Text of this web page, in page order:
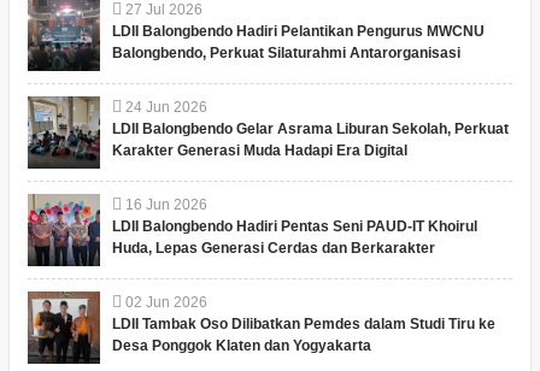
27 Jul 2026
LDII Balongbendo Hadiri Pelantikan Pengurus MWCNU
Balongbendo, Perkuat Silaturahmi Antarorganisasi
24 Jun 2026
LDII Balongbendo Gelar Asrama Liburan Sekolah, Perkuat
Karakter Generasi Muda Hadapi Era Digital
16 Jun 2026
LDII Balongbendo Hadiri Pentas Seni PAUD-IT Khoirul
Huda, Lepas Generasi Cerdas dan Berkarakter
02 Jun 2026
LDII Tambak Oso Dilibatkan Pemdes dalam Studi Tiru ke
Desa Ponggok Klaten dan Yogyakarta